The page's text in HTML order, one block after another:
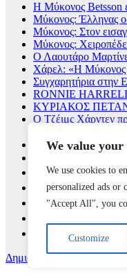
We value
We use cookies to
personalized ads
"Accept All", you
Customize
Η Μύκονος Betsson
Μύκονος: Έλληνας
Μύκονος: Στον
Μύκονος:
Ο Λαουτάρο
Χάρελ: «Η Μύκονος
Συγχαρητήρια στην
RONNIE
ΚΥΡΙΑΚΟΣ
Ο Τζέιμς Χάρντεν
Δημιουργήθηκε από το